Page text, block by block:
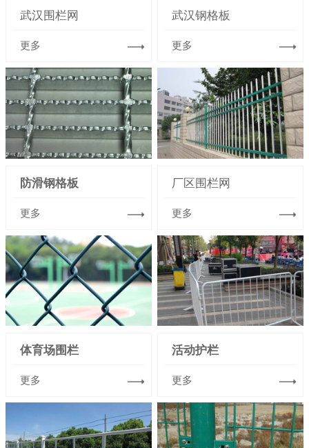
武汉围栏网
更多
武汉钢格板
更多
防滑钢格板
更多
厂区围栏网
更多
体育场围栏
更多
活动护栏
更多